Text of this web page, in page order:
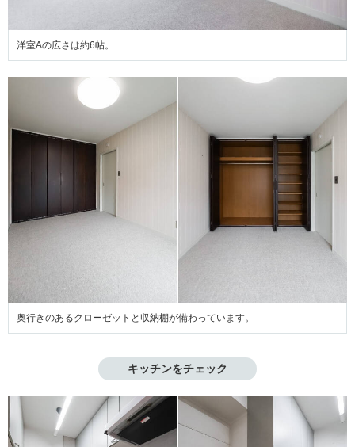
洋室Aの広さは約6帖。
奥行きのあるクローゼットと収納棚が備わっています。
キッチンをチェック